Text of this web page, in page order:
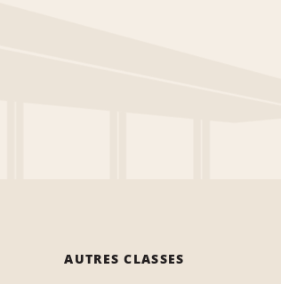
AUTRES CLASSES